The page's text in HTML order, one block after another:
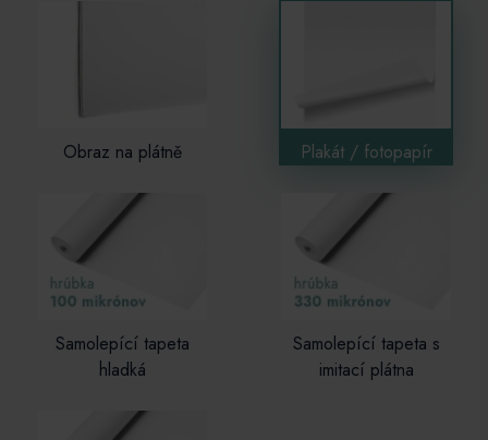
Obraz na plátně Plakát / fotopapír
Samolepící tapeta
hladká
Samolepící tapeta s
imitací plátna